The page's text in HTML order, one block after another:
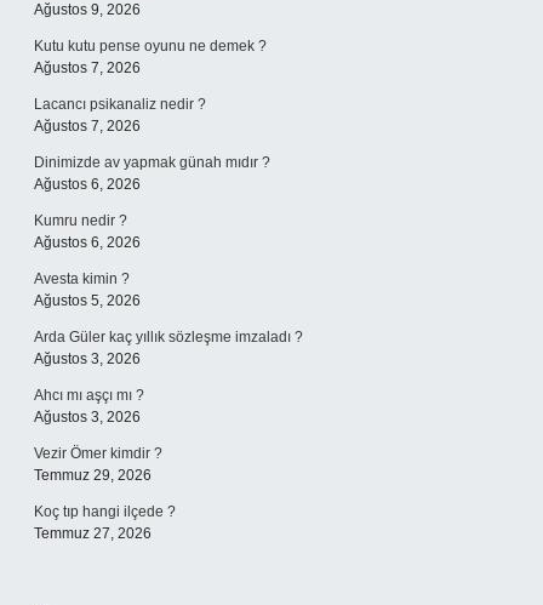
Ağustos 9, 2026
Kutu kutu pense oyunu ne demek ?
Ağustos 7, 2026
Lacancı psikanaliz nedir ?
Ağustos 7, 2026
Dinimizde av yapmak günah mıdır ?
Ağustos 6, 2026
Kumru nedir ?
Ağustos 6, 2026
Avesta kimin ?
Ağustos 5, 2026
Arda Güler kaç yıllık sözleşme imzaladı ?
Ağustos 3, 2026
Ahcı mı aşçı mı ?
Ağustos 3, 2026
Vezir Ömer kimdir ?
Temmuz 29, 2026
Koç tıp hangi ilçede ?
Temmuz 27, 2026